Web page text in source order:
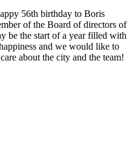
56th birthday to Boris
of the Board of directors of
be the start of a year filled with
and we would like to
about the city and the team!